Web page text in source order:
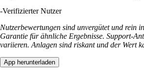
-Verifizierter Nutzer
Nutzerbewertungen sind unvergütet und rein
Garantie für ähnliche Ergebnisse. Support-
variieren. Anlagen sind riskant und der Wert
App herunterladen